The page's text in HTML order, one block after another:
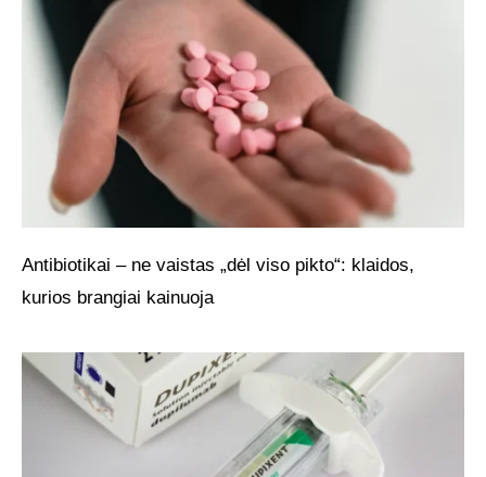
Antibiotikai – ne vaistas „dėl viso pikto“: klaidos,
kurios brangiai kainuoja